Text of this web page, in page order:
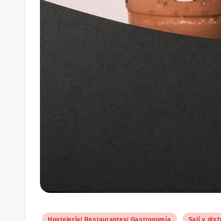
Publicado